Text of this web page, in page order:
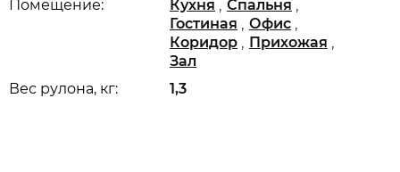
Вес рулона, кг: 1,3
Помещение: Кухня , Спальня ,
Гостиная , Офис ,
Коридор , Прихожая ,
Зал